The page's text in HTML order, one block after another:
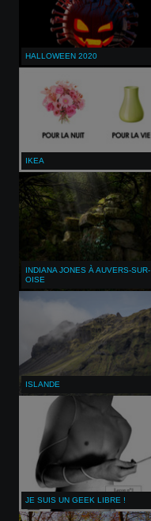
HALLOWEEN 2020
IKEA
INDIANA JONES À AUVERS-SUR-
OISE
ISLANDE
JE SUIS UN GEEK LIBRE !